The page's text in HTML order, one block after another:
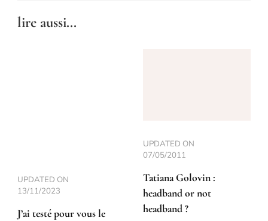
lire aussi...
UPDATED ON
13/11/2023
J’ai testé pour vous le
UPDATED ON
07/05/2011
Tatiana Golovin :
headband or not
headband ?